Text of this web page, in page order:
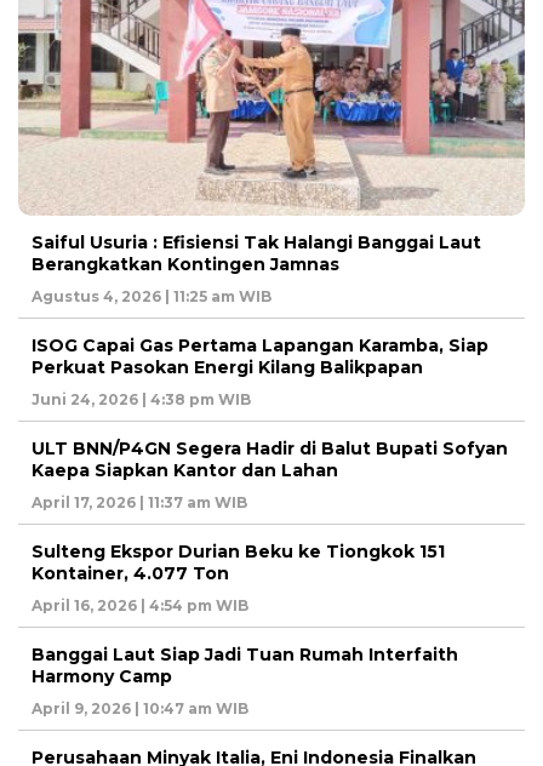
Saiful Usuria : Efisiensi Tak Halangi Banggai Laut
Berangkatkan Kontingen Jamnas
Agustus 4, 2026 | 11:25 am WIB
ISOG Capai Gas Pertama Lapangan Karamba, Siap
Perkuat Pasokan Energi Kilang Balikpapan
Juni 24, 2026 | 4:38 pm WIB
ULT BNN/P4GN Segera Hadir di Balut Bupati Sofyan
Kaepa Siapkan Kantor dan Lahan
April 17, 2026 | 11:37 am WIB
Sulteng Ekspor Durian Beku ke Tiongkok 151
Kontainer, 4.077 Ton
April 16, 2026 | 4:54 pm WIB
Banggai Laut Siap Jadi Tuan Rumah Interfaith
Harmony Camp
April 9, 2026 | 10:47 am WIB
Perusahaan Minyak Italia, Eni Indonesia Finalkan